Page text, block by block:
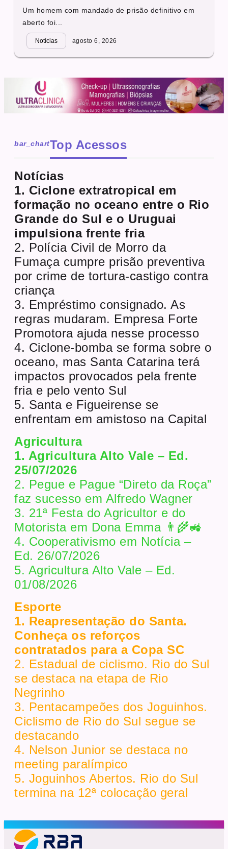
Um homem com mandado de prisão definitivo em
aberto foi...
Notícias agosto 6, 2026
bar_chartTop Acessos
Notícias
1. Ciclone extratropical em
formação no oceano entre o Rio
Grande do Sul e o Uruguai
impulsiona frente fria
2. Polícia Civil de Morro da
Fumaça cumpre prisão preventiva
por crime de tortura-castigo contra
criança
3. Empréstimo consignado. As
regras mudaram. Empresa Forte
Promotora ajuda nesse processo
4. Ciclone-bomba se forma sobre o
oceano, mas Santa Catarina terá
impactos provocados pela frente
fria e pelo vento Sul
5. Santa e Figueirense se
enfrentam em amistoso na Capital
Agricultura
1. Agricultura Alto Vale – Ed.
25/07/2026
2. Pegue e Pague “Direto da Roça”
faz sucesso em Alfredo Wagner
3. 21ª Festa do Agricultor e do
Motorista em Dona Emma 👨‍🌾🚜
4. Cooperativismo em Notícia –
Ed. 26/07/2026
5. Agricultura Alto Vale – Ed.
01/08/2026
Esporte
1. Reapresentação do Santa.
Conheça os reforços
contratados para a Copa SC
2. Estadual de ciclismo. Rio do Sul
se destaca na etapa de Rio
Negrinho
3. Pentacampeões dos Joguinhos.
Ciclismo de Rio do Sul segue se
destacando
4. Nelson Junior se destaca no
meeting paralímpico
5. Joguinhos Abertos. Rio do Sul
termina na 12ª colocação geral